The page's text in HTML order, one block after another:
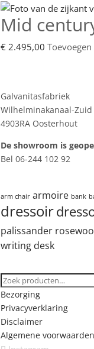
Mid
€ 2.495,00
Galvanitasfabriek
Wilhelminakanaal-Zuid
4903RA Oosterhout
De showroom is
Bel 06-244 102 92
arm chair armoire bank
dressoir
palissander
writing desk
Zoeken
naar:
Bezorging
Privacyverklaring
Disclaimer
Algemene voorwaarden